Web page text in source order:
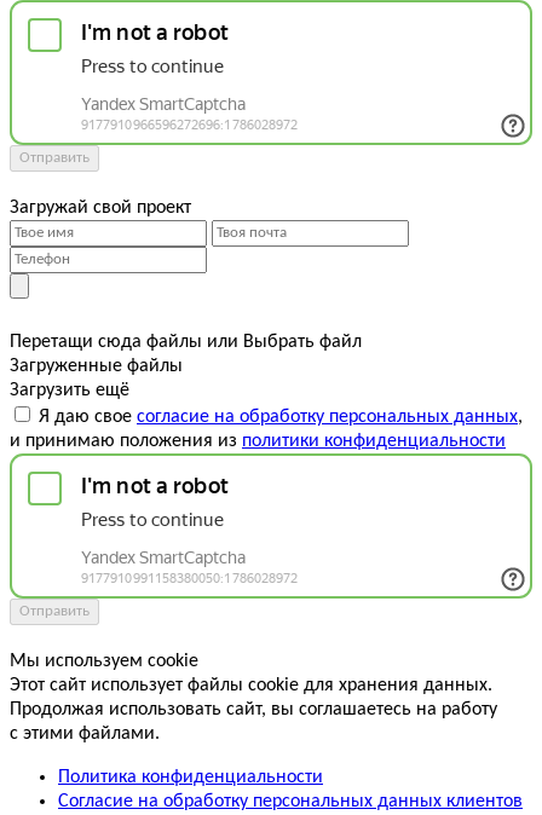
Отправить
Загружай свой проект
Перетащи сюда файлы или Выбрать файл
Загруженные файлы
Загрузить ещё
Я даю свое согласие на обработку персональных данных,
и принимаю положения из политики конфиденциальности
Отправить
Мы используем cookie
Этот сайт использует файлы cookie для хранения данных.
Продолжая использовать сайт, вы соглашаетесь на работу
с этими файлами.
Политика конфиденциальности
Согласие на обработку персональных данных клиентов